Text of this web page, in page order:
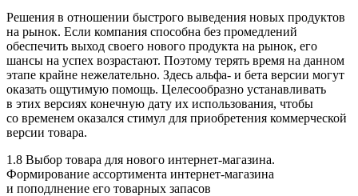
Решения в отношении быстрого выведения новых продуктов
на рынок. Если компания способна без промедлений
обеспечить выход своего нового продукта на рынок, его
шансы на успех возрастают. Поэтому терять время на данном
этапе крайне нежелательно. Здесь альфа- и бета версии могут
оказать ощутимую помощь. Целесообразно устанавливать
в этих версиях конечную дату их использования, чтобы
со временем оказался стимул для приобретения коммерческой
версии товара.
1.8 Выбор товара для нового интернет-магазина.
Формирование ассортимента интернет-магазина
и поподлнение его товарных запасов